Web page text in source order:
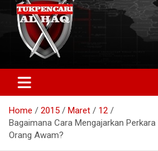
Home 2015 Maret
12
Bagaimana Cara Mengajarkan
Orang Awam?